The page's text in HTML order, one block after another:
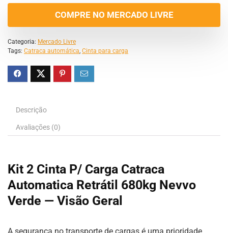
COMPRE NO MERCADO LIVRE
Categoria: Mercado Livre
Tags: Catraca automática Cinta para carga
Descrição
Avaliações (0)
Kit 2 Cinta P/ Carga Catraca
Automatica Retrátil 680kg Nevvo
Verde — Visão Geral
A segurança no transporte de cargas é uma prioridade